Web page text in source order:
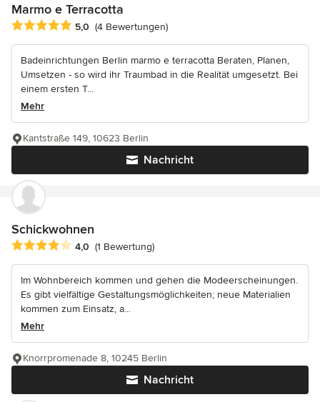
Marmo e Terracotta
Durchschnittliche Bewertung: 5 von 5 Sternen
5,0 (4 Bewertungen)
Badeinrichtungen Berlin marmo e terracotta Beraten, Planen,
Umsetzen - so wird ihr Traumbad in die Realität umgesetzt. Bei
einem ersten T...
Mehr
Nachricht
Kantstraße 149, 10623 Berlin
Schickwohnen
Durchschnittliche Bewertung: 4 von 5 Sternen
4,0 (1 Bewertung)
Im Wohnbereich kommen und gehen die Modeerscheinungen.
Es gibt vielfältige Gestaltungsmöglichkeiten; neue Materialien
kommen zum Einsatz, a...
Mehr
Nachricht
Knorrpromenade 8, 10245 Berlin